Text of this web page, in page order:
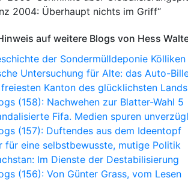
2004: Überhaupt nichts im Griff“
auf weitere Blogs von Hess
der Sondermülldeponie Kölliken
Untersuchung für Alte: das Auto-
Kanton des glücklichsten Lands
(158): Nachwehen zur Blatter-Wahl 5
Fifa. Medien spuren
(157): Duftendes aus dem Ideentopf
für eine selbstbewusste, mutige Politik
Im Dienste der Destabilisierung
(156): Von Günter Grass, vom Lesen